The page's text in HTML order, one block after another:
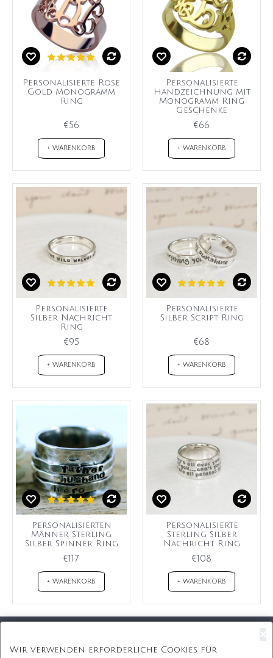
Personalisierte Rose
Gold Monogramm
Ring
€56
+ WARENKORB
Personalisierte
Handzeichnung mit
Monogramm Ring
Geschenke
€66
+ WARENKORB
Personalisierte
Silber Nachricht
Ring
€95
+ WARENKORB
Personalisierte
Silber Script Ring
€68
+ WARENKORB
Personalisierten
Männer Sterling
Silber Spinner Ring
€117
+ WARENKORB
Personalisierte
Sterling Silber
Nachricht Ring
€108
+ WARENKORB
Wir verwenden erforderliche Cookies für